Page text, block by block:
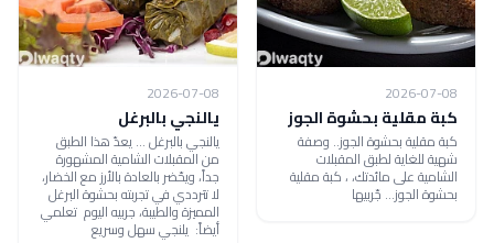
2026-07-08
كبة مقلية بحشوة الجوز
كبة مقلية بحشوة الجوز.. وصفة
شهية للغاية لطبق المقبلات
الشامية على مائدتك، ، كبة مقلية
بحشوة الجوز... جّربيها
2026-07-08
يالنجي بالبرغل
يالنجي بالبرغل ... يعدّ هذا الطبق
من المقبلات الشامية المشهورة
جداً، ويحّضر بالعادة بالأرز مع الخضار،
لا تترددي في تجربته بحشوة البرغل
المميزة والطيبة، جربيه اليوم تعلمي
أيضاً: يلنجي سهل وسريع